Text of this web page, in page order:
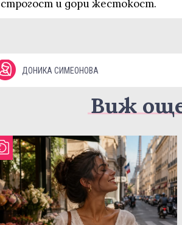
строгост и дори жестокост.
ДОНИКА СИМЕОНОВА
Виж